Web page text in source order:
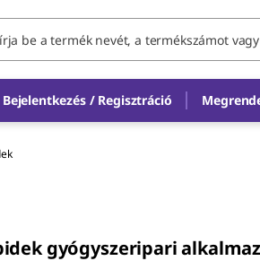
Bejelentkezés / Regisztráció
gyógyszeripari